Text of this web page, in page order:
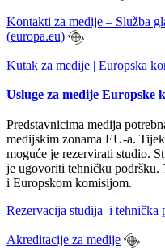
Kontakti za medije – Služba
(europa.eu)
Kutak za medije | Europska
Usluge za medije Europske
Predstavnicima medija
medijskim zonama EU-a.
moguće je rezervirati studio.
je ugovoriti tehničku podršku.
i Europskom komisijom.
Rezervacija studija i tehnička
Akreditacije za medije